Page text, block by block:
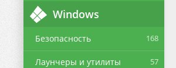
Windows
Безопасность 168
Лаунчеры и утилиты 57